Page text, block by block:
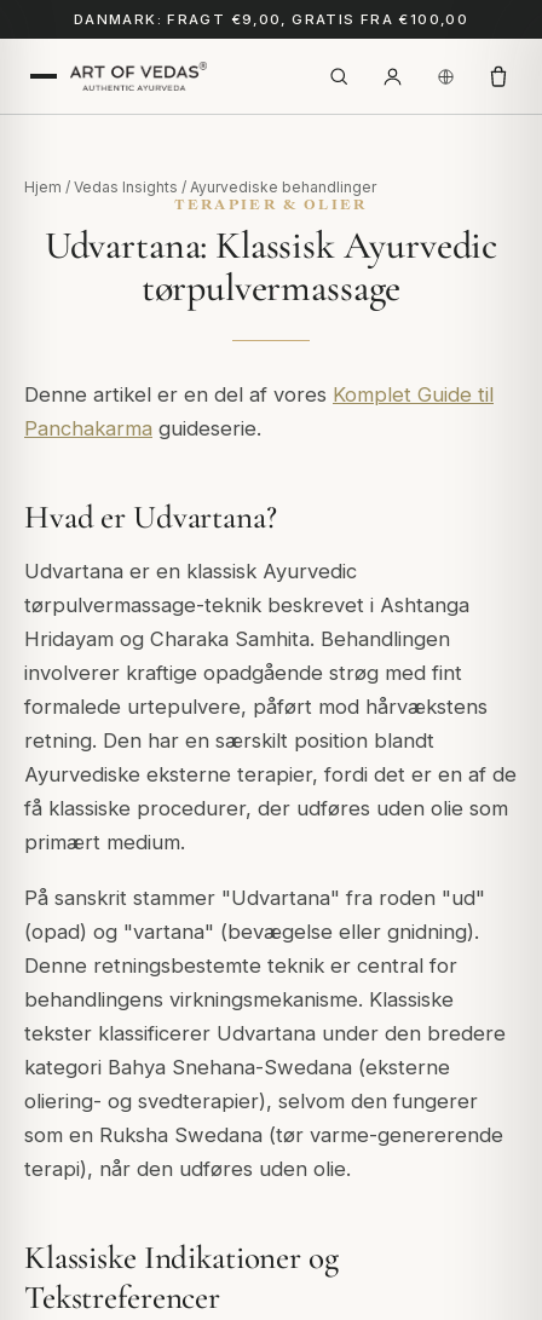
DANMARK: FRAGT €9,00, GRATIS FRA €100,00
Hjem / Vedas Insights / Ayurvediske behandlinger
TERAPIER & OLIER
Udvartana: Klassisk Ayurvedic
tørpulvermassage
Denne artikel er en del af vores Komplet Guide til
Panchakarma guideserie.
Hvad er Udvartana?
Udvartana er en klassisk Ayurvedic
tørpulvermassage-teknik beskrevet i Ashtanga
Hridayam og Charaka Samhita. Behandlingen
involverer kraftige opadgående strøg med fint
formalede urtepulvere, påført mod hårvækstens
retning. Den har en særskilt position blandt
Ayurvediske eksterne terapier, fordi det er en af de
få klassiske procedurer, der udføres uden olie som
primært medium.
På sanskrit stammer "Udvartana" fra roden "ud"
(opad) og "vartana" (bevægelse eller gnidning).
Denne retningsbestemte teknik er central for
behandlingens virkningsmekanisme. Klassiske
tekster klassificerer Udvartana under den bredere
kategori Bahya Snehana-Swedana (eksterne
oliering- og svedterapier), selvom den fungerer
som en Ruksha Swedana (tør varme-genererende
terapi), når den udføres uden olie.
Klassiske Indikationer og
Tekstreferencer